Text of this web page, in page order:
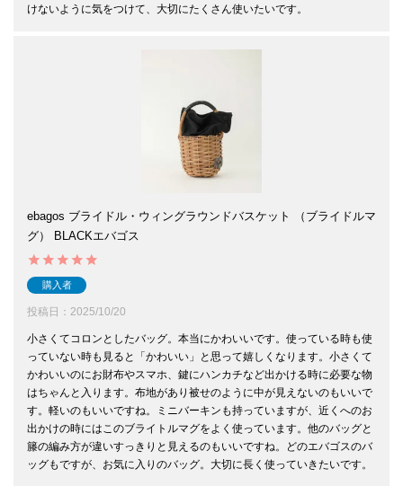
けないように気をつけて、大切にたくさん使いたいです。
ebagos ブライドル・ウィングラウンドバスケット （ブライドルマ
グ） BLACKエバゴス
購入者
投稿日 2025/10/20
小さくてコロンとしたバッグ。本当にかわいいです。使っている時も使
っていない時も見ると「かわいい」と思って嬉しくなります。小さくて
かわいいのにお財布やスマホ、鍵にハンカチなど出かける時に必要な物
はちゃんと入ります。布地があり被せのように中が見えないのもいいで
す。軽いのもいいですね。ミニバーキンも持っていますが、近くへのお
出かけの時にはこのブライトルマグをよく使っています。他のバッグと
籐の編み方が違いすっきりと見えるのもいいですね。どのエバゴスのバ
ッグもですが、お気に入りのバッグ。大切に長く使っていきたいです。